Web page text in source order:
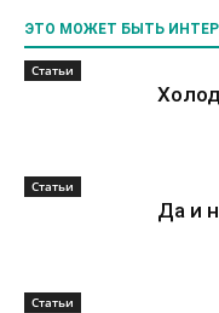
ЭТО МОЖЕТ БЫТЬ
Статьи
Холод
Статьи
Да и
Статьи